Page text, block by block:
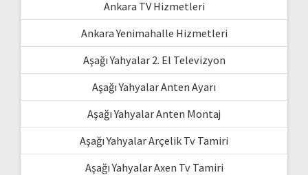
Ankara TV Hizmetleri
Ankara Yenimahalle Hizmetleri
Aşağı Yahyalar 2. El Televizyon
Aşağı Yahyalar Anten Ayarı
Aşağı Yahyalar Anten Montaj
Aşağı Yahyalar Arçelik Tv Tamiri
Aşağı Yahyalar Axen Tv Tamiri